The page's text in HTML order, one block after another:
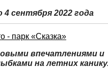
4 сентября 2022 года
- парк «Сказка»
впечатлениями и
на летних